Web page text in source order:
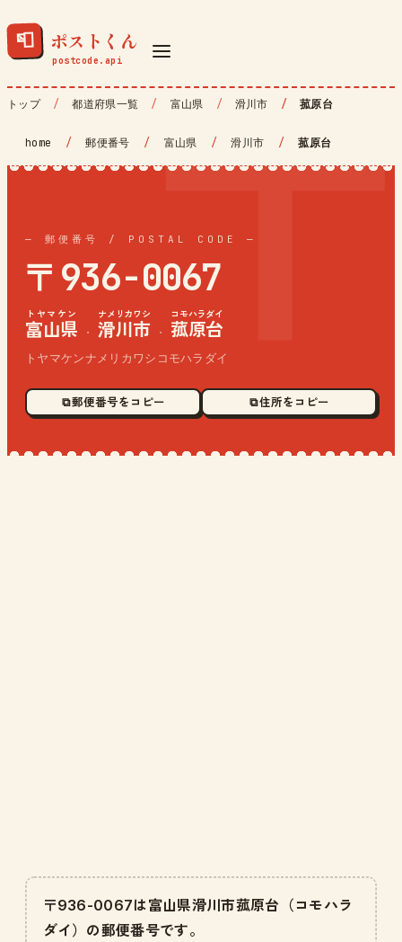
📮 ポストくん
トップ 都道府県一覧 富山県 滑川市 菰原台
home / 郵便番号 / 富山県 / 滑川市 / 菰原台
— 郵便番号 / POSTAL CODE —
〒936-0067
富山県
トヤマケン
· 滑川市
ナメリカワシ
· 菰原台
コモハラダイ
トヤマケンナメリカワシコモハラダイ
⧉ 郵便番号をコピー ⧉ 住所をコピー
〒936-0067は富山県滑川市菰原台（コモハラ
ダイ）の郵便番号です。